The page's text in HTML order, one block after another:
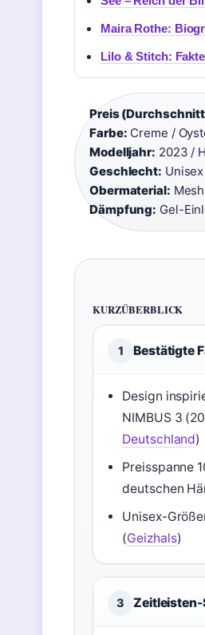
Maira Rothe:
Lilo & Stitch:
Preis
Farbe: Creme /
Modelljahr: 2023 /
Geschlecht:
Obermaterial:
Dämpfung: Gel-
KURZÜBERBLICK
1 Bestätigte
Design
NIMBUS 3
Deutschland)
Preisspanne
deutschen
Unisex-
(Geizhals)
3 Zeitleisten-